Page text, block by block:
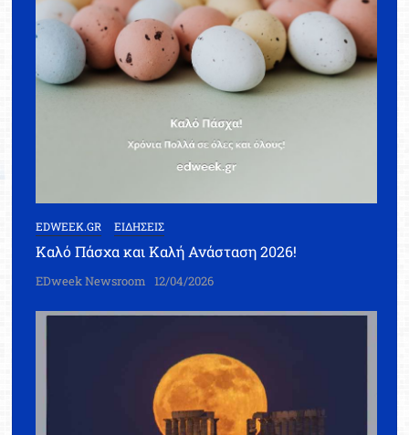
EDWEEK.GR ΕΙΔΗΣΕΙΣ
Καλό Πάσχα και Καλή Ανάσταση 2026!
EDweek Newsroom 12/04/2026